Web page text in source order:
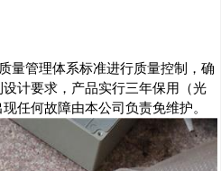
量管理体系标准进行质量控制，确
计要求，产品实行三年保用（光
任何故障由本公司负责免维护。